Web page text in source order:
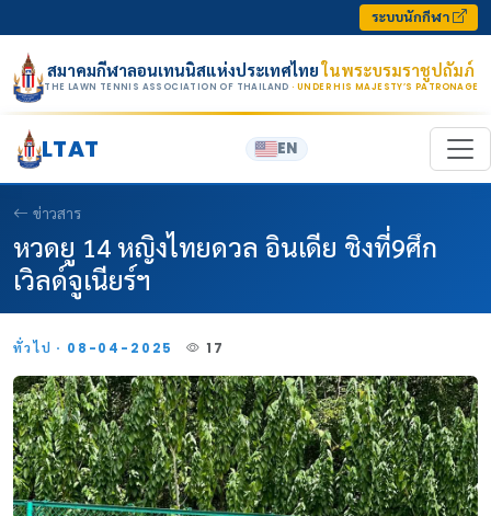
ระบบนักกีฬา
สมาคมกีฬาลอนเทนนิสแห่งประเทศไทยในพระบรมราชูปถัมภ์
THE LAWN TENNIS ASSOCIATION OF THAILAND · UNDER HIS MAJESTY’S PATRONAGE
LTAT EN
ข่าวสาร
หวดยู 14 หญิงไทยดวล อินเดีย ชิงที่9ศึก
เวิลด์จูเนียร์ฯ
ทั่วไป · 08-04-2025 17